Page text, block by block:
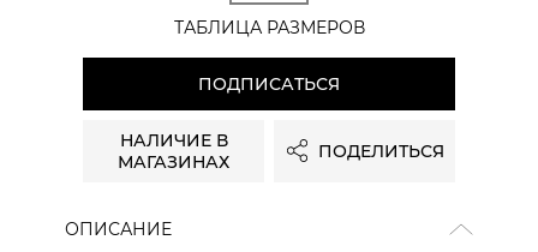
ТАБЛИЦА РАЗМЕРОВ
ПОДПИСАТЬСЯ
НАЛИЧИЕ В
МАГАЗИНАХ
ПОДЕЛИТЬСЯ
ОПИСАНИЕ